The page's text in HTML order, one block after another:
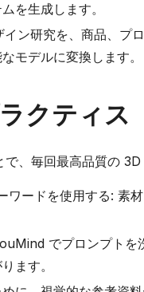
を生成します。
イン研究を、商品、プ
モデルに変換します。
クティス
、毎回最高品質の
ードを使用する: 素
でプロンプトを
ます。